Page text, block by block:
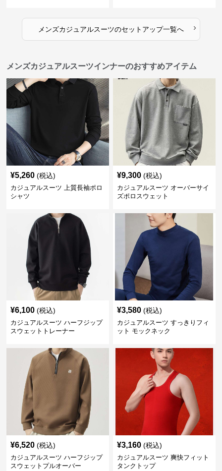
メンズカジュアルスーツのセットアップ一覧へ ›
メンズカジュアルスーツインナーのおすすめアイテム
¥5,260 (税込)
カジュアルスーツ 上質長袖ポロ
シャツ
¥9,300 (税込)
カジュアルスーツ オーバーサイ
ズポロスウェット
¥6,100 (税込)
カジュアルスーツ ハーフジップ
スウェットトレーナー
¥3,580 (税込)
カジュアルスーツ すっきりフィ
ット モックネック
¥6,520 (税込)
カジュアルスーツ ハーフジップ
スウェットプルオーバー
¥3,160 (税込)
カジュアルスーツ 爽快フィット
タンクトップ